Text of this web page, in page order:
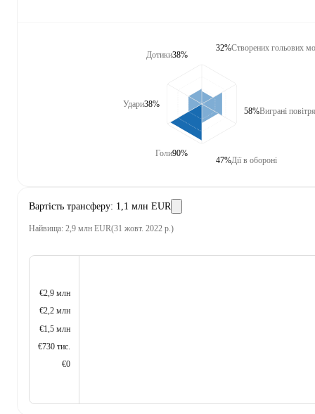
Дотики38%
Удари38%
Голи90%
Створених гольових
32%
Виграні
58%
Дії в обороні
47%
Вартість трансферу: 1,1 млн EUR
Найвища: 2,9 млн EUR(31 жовт. 2022 р.)
€2,9 млн
€2,2 млн
€1,5 млн
€730 тис.
€0